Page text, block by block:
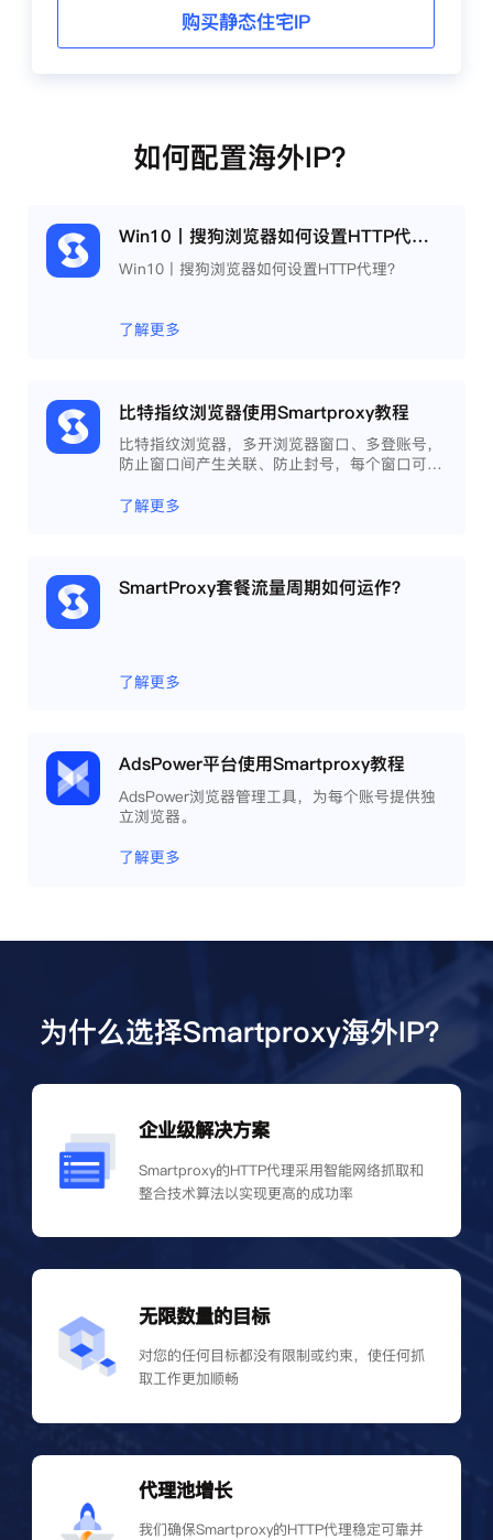
购买静态住宅IP
如何配置海外IP？
Win10丨搜狗浏览器如何设置HTTP代理？
Win10丨搜狗浏览器如何设置HTTP代理？
了解更多
比特指纹浏览器使用Smartproxy教程
比特指纹浏览器，多开浏览器窗口、多登账号，
防止窗口间产生关联、防止封号，每个窗口可以
相互间完全环境独立、隔离，避免关联封号。
了解更多
SmartProxy套餐流量周期如何运作？
了解更多
AdsPower平台使用Smartproxy教程
AdsPower浏览器管理工具，为每个账号提供独
立浏览器。
了解更多
为什么选择Smartproxy海外IP？
企业级解决方案
Smartproxy的HTTP代理采用智能网络抓取和
整合技术算法以实现更高的成功率
无限数量的目标
对您的任何目标都没有限制或约束，使任何抓
取工作更加顺畅
代理池增长
我们确保Smartproxy的HTTP代理稳定可靠并